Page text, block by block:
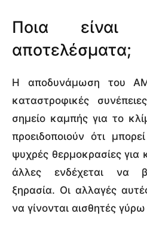
Ποια είναι
αποτελέσματα;
Η αποδυνάμωση του
καταστροφικές
σημείο καμπής για το
προειδοποιούν ότι
ψυχρές θερμοκρασίες για
άλλες ενδέχεται να
ξηρασία. Οι αλλαγές
να γίνονται αισθητές